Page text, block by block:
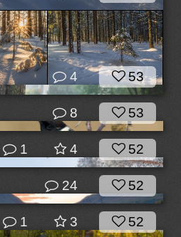
4 53
8 53
1 4 52
24 52
1 3 52